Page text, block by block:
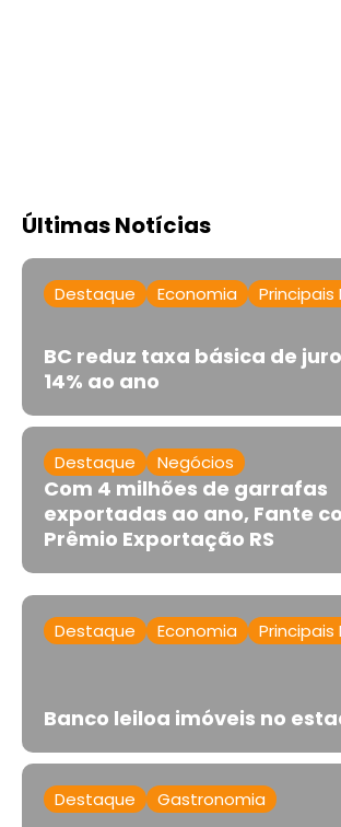
Últimas Notícias
Destaque Economia
BC reduz taxa básica de
14% ao ano
Destaque Negócios
Com 4 milhões de garrafas
exportadas ao ano, Fante
Prêmio Exportação RS
Destaque Economia
Banco leiloa imóveis no
Destaque Gastronomia